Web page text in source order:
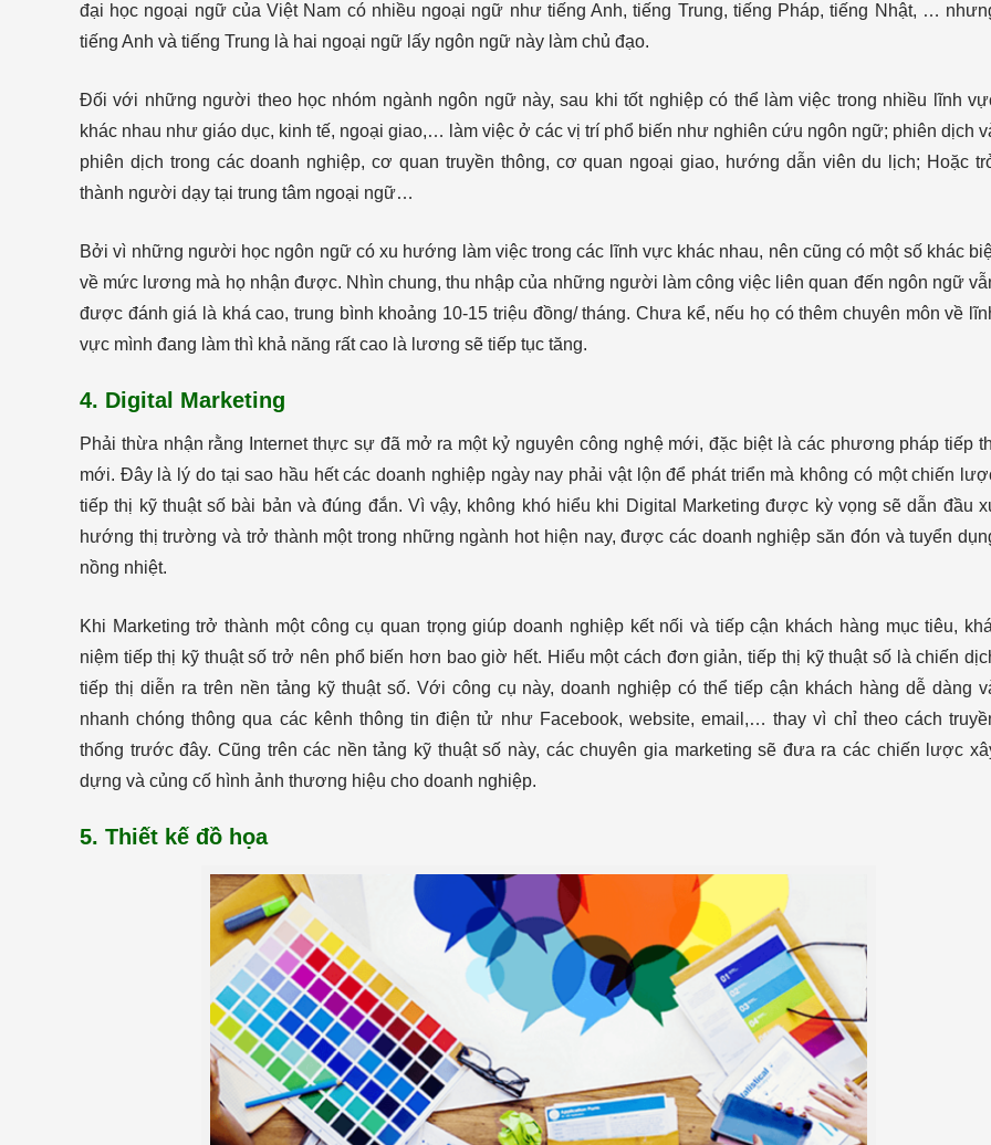
đại học ngoại ngữ của Việt Nam có nhiều ngoại ngữ như tiếng Anh, tiếng Trung, tiếng Pháp, tiếng Nhật, …
tiếng Anh và tiếng Trung là hai ngoại ngữ lấy ngôn ngữ này làm chủ đạo.
Đối với những người theo học nhóm ngành ngôn ngữ này, sau khi tốt nghiệp có thể làm việc trong nhiều lĩnh
khác nhau như giáo dục, kinh tế, ngoại giao,… làm việc ở các vị trí phổ biến như nghiên cứu ngôn ngữ; phiên dịch
phiên dịch trong các doanh nghiệp, cơ quan truyền thông, cơ quan ngoại giao, hướng dẫn viên du lịch; Hoặc
thành người dạy tại trung tâm ngoại ngữ…
Bởi vì những người học ngôn ngữ có xu hướng làm việc trong các lĩnh vực khác nhau, nên cũng có một số khác
về mức lương mà họ nhận được. Nhìn chung, thu nhập của những người làm công việc liên quan đến ngôn ngữ
được đánh giá là khá cao, trung bình khoảng 10-15 triệu đồng/ tháng. Chưa kể, nếu họ có thêm chuyên môn về
vực mình đang làm thì khả năng rất cao là lương sẽ tiếp tục tăng.
4. Digital Marketing
Phải thừa nhận rằng Internet thực sự đã mở ra một kỷ nguyên công nghệ mới, đặc biệt là các phương pháp tiếp
mới. Đây là lý do tại sao hầu hết các doanh nghiệp ngày nay phải vật lộn để phát triển mà không có một chiến
tiếp thị kỹ thuật số bài bản và đúng đắn. Vì vậy, không khó hiểu khi Digital Marketing được kỳ vọng sẽ dẫn đầu
hướng thị trường và trở thành một trong những ngành hot hiện nay, được các doanh nghiệp săn đón và tuyển
nồng nhiệt.
Khi Marketing trở thành một công cụ quan trọng giúp doanh nghiệp kết nối và tiếp cận khách hàng mục tiêu,
niệm tiếp thị kỹ thuật số trở nên phổ biến hơn bao giờ hết. Hiểu một cách đơn giản, tiếp thị kỹ thuật số là chiến
tiếp thị diễn ra trên nền tảng kỹ thuật số. Với công cụ này, doanh nghiệp có thể tiếp cận khách hàng dễ dàng
nhanh chóng thông qua các kênh thông tin điện tử như Facebook, website, email,… thay vì chỉ theo cách
thống trước đây. Cũng trên các nền tảng kỹ thuật số này, các chuyên gia marketing sẽ đưa ra các chiến lược
dựng và củng cố hình ảnh thương hiệu cho doanh nghiệp.
5. Thiết kế đồ họa